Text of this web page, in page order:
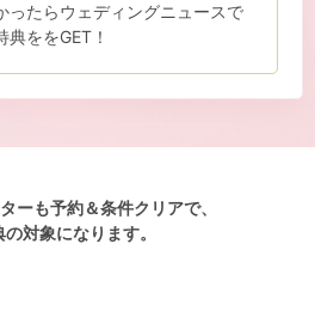
ったらウェディングニュースで
ををGET！
ーも予約＆条件クリアで、
対象になります。